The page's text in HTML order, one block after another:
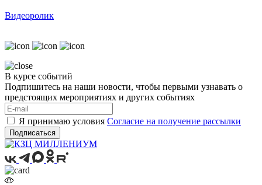
Видеоролик
В курсе событий
Подпишитесь на наши новости, чтобы первыми узнавать о
предстоящих мероприятиях и других событиях
Я принимаю условия Согласие на получение рассылки
Подписаться